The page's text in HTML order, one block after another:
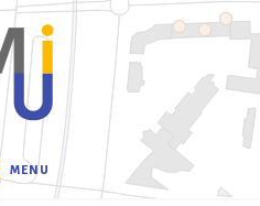
MENU